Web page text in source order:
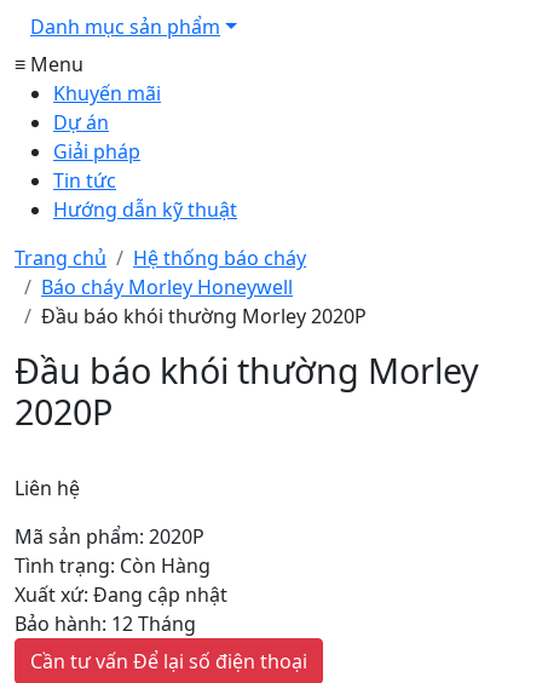
Danh mục sản phẩm
≡ Menu
Khuyến mãi
Dự án
Giải pháp
Tin tức
Hướng dẫn kỹ thuật
Trang chủ
Hệ thống báo cháy
Báo cháy Morley Honeywell
Đầu báo khói thường Morley 2020P
Đầu báo khói thường Morley
2020P
Liên hệ
Mã sản phẩm: 2020P
Tình trạng: Còn Hàng
Xuất xứ: Đang cập nhật
Bảo hành: 12 Tháng
Cần tư vấn Để lại số điện thoại